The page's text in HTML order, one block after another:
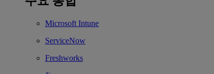
Microsoft Intune
ServiceNow
Freshworks